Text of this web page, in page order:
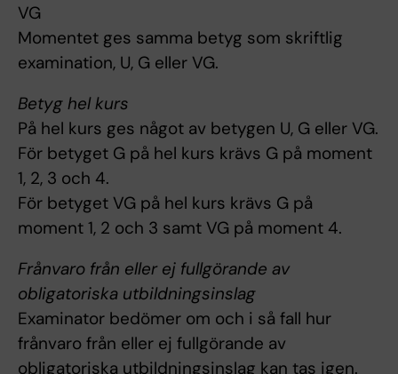
VG
Momentet ges samma betyg som skriftlig
examination, U, G eller VG.
Betyg hel kurs
På hel kurs ges något av betygen U, G eller VG.
För betyget G på hel kurs krävs G på moment
1, 2, 3 och 4.
För betyget VG på hel kurs krävs G på
moment 1, 2 och 3 samt VG på moment 4.
Frånvaro från eller ej fullgörande av
obligatoriska utbildningsinslag
Examinator bedömer om och i så fall hur
frånvaro från eller ej fullgörande av
obligatoriska utbildningsinslag kan tas igen.